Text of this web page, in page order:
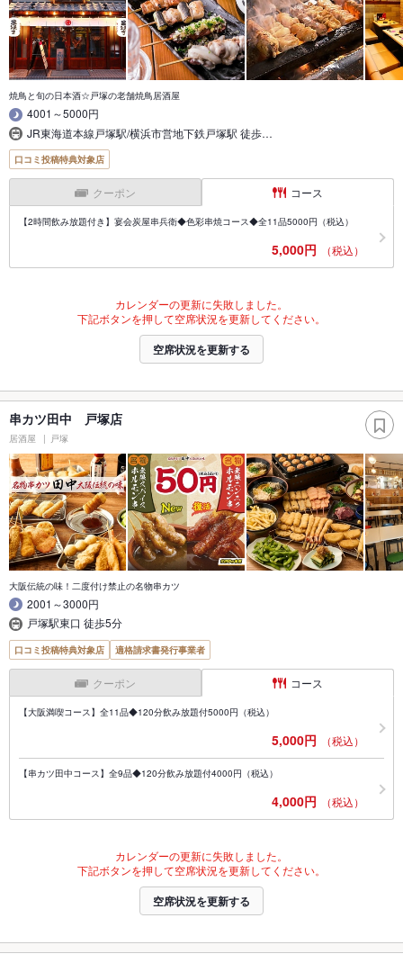
焼鳥と旬の日本酒☆戸塚の老舗焼鳥居酒屋
4001～5000円
JR東海道本線戸塚駅/横浜市営地下鉄戸塚駅 徒歩…
口コミ投稿特典対象店
クーポン コース
【2時間飲み放題付き】宴会炭屋串兵衛◆色彩串焼コース◆全11品5000円（税込）
5,000円 （税込）
カレンダーの更新に失敗しました。
下記ボタンを押して空席状況を更新してください。
空席状況を更新する
串カツ田中 戸塚店
居酒屋 戸塚
大阪伝統の味！二度付け禁止の名物串カツ
2001～3000円
戸塚駅東口 徒歩5分
口コミ投稿特典対象店 適格請求書発行事業者
クーポン コース
【大阪満喫コース】全11品◆120分飲み放題付5000円（税込）
5,000円 （税込）
【串カツ田中コース】全9品◆120分飲み放題付4000円（税込）
4,000円 （税込）
カレンダーの更新に失敗しました。
下記ボタンを押して空席状況を更新してください。
空席状況を更新する